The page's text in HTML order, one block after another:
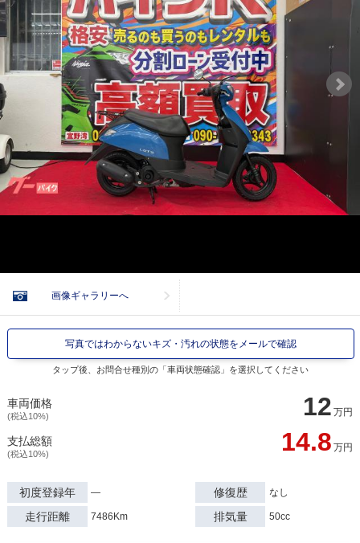
画像ギャラリーへ
写真ではわからないキズ・汚れの状態をメールで確認
タップ後、お問合せ種別の「車両状態確認」を選択してください
車両価格
(税込10%) 12 万円
支払総額
(税込10%) 14.8 万円
初度登録年 ― 修復歴 なし
走行距離 7486Km 排気量 50cc